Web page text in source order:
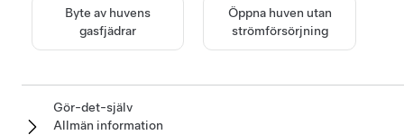
Byte av huvens
gasfjädrar
Öppna huven utan
strömförsörjning
Gör-det-själv
Allmän information